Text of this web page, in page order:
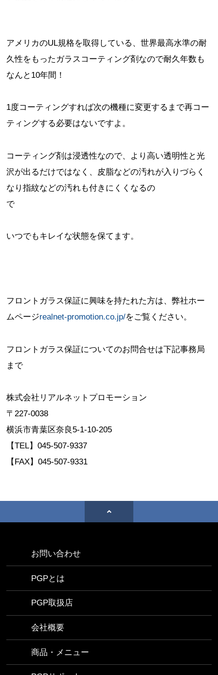
アメリカのUL規格を取得している、世界最高水準の耐
久性をもったガラスコーティング剤なので耐久年数も
なんと10年間！
1度コーティングすれば次の機種に変更するまで再コー
ティングする必要はないですよ。
コーティング剤は浸透性なので、より高い透明性と光
沢が出るだけではなく、皮脂などの汚れが入りづらく
なり指紋などの汚れも付きにくくなるの
で
いつでもキレイな状態を保てます。
フロントガラス保証に興味を持たれた方は、弊社ホー
ムページrealnet-promotion.co.jp/をご覧ください。
フロントガラス保証についてのお問合せは下記事務局
まで
株式会社リアルネットプロモーション
〒227-0038
横浜市青葉区奈良5-1-10-205
【TEL】045-507-9337
【FAX】045-507-9331
お問い合わせ
PGPとは
PGP取扱店
会社概要
商品・メニュー